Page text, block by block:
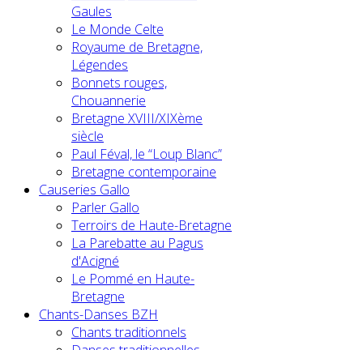
Gaules
Le Monde Celte
Royaume de Bretagne,
Légendes
Bonnets rouges,
Chouannerie
Bretagne XVIII/XIXème
siècle
Paul Féval, le “Loup Blanc”
Bretagne contemporaine
Causeries Gallo
Parler Gallo
Terroirs de Haute-Bretagne
La Parebatte au Pagus
d'Acigné
Le Pommé en Haute-
Bretagne
Chants-Danses BZH
Chants traditionnels